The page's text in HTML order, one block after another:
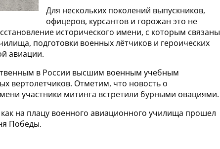
Для нескольких поколений выпускников,
офицеров, курсантов и горожан это не
исторического имени, с которым связаны
подготовки военных лётчиков и героических
авиации.
в России высшим военным учебным
вертолетчиков. Отметим, что новость о
участники митинга встретили бурными овациями.
на плацу военного авиационного училища прошел
Победы.